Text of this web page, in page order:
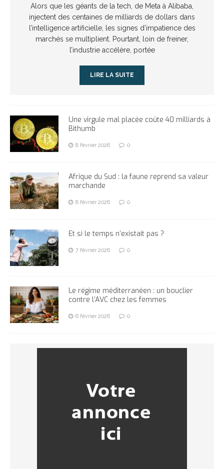
Alors que les géants de la tech, de Meta à Alibaba,
injectent des centaines de milliards de dollars dans
l’intelligence artificielle, les signes d’impatience des
marchés se multiplient. Pourtant, loin de freiner,
l’industrie accélère, portée
LIRE LA SUITE
Une virgule mal placée coûte 40 milliards à
Bithumb
8 février 2026 0
Afrique du Sud : la faune reprend sa valeur
marchande
8 février 2026 0
Et si le temps n’existait pas ?
7 février 2026 0
Le régime méditerranéen : un bouclier
contre l’AVC chez les femmes
6 février 2026 0